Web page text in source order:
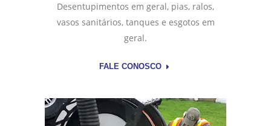
Desentupimentos em geral, pias, ralos,
vasos sanitários, tanques e esgotos em
geral.
FALE CONOSCO